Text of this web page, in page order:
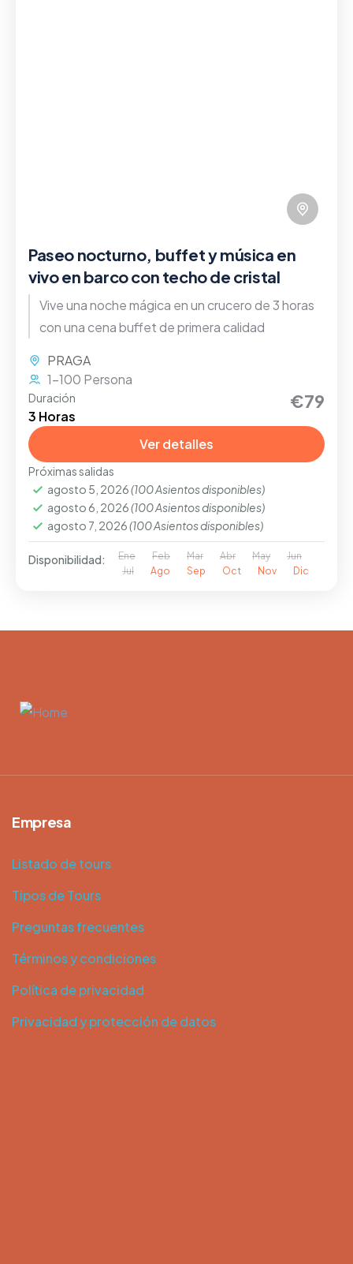
Paseo nocturno, buffet y música en
vivo en barco con techo de cristal
Vive una noche mágica en un crucero de 3 horas
con una cena buffet de primera calidad
PRAGA
1-100 Persona
Duración
3 Horas
€79
Ver detalles
Próximas salidas
agosto 5, 2026(100 Asientos disponibles)
agosto 6, 2026(100 Asientos disponibles)
agosto 7, 2026(100 Asientos disponibles)
Disponibilidad: Ene Feb Mar Abr May
Jun
Jul
Ago Sep Oct Nov Dic
Empresa
Listado de tours
Tipos de Tours
Preguntas frecuentes
Términos y condiciones
Política de privacidad
Privacidad y protección de datos